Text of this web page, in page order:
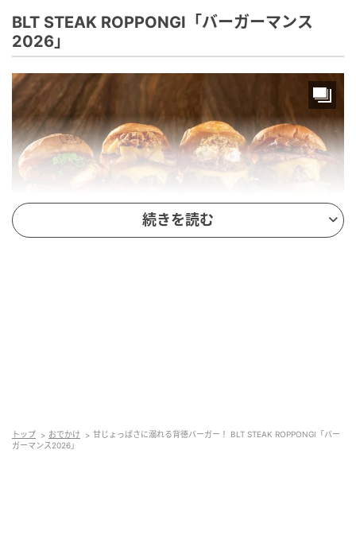
BLT STEAK ROPPONGI「バーガーマンス
2026」
店舗所在地：東京都港区六本木一丁目6-1 泉ガーデ
続きを読む
トップ おでかけ
甘じょっぱさに溺れる背徳バーガー！ BLT STEAK ROPPONGI「バー
ガーマンス2026」